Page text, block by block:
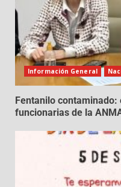
Información General
Fentanilo
funcionarias de la